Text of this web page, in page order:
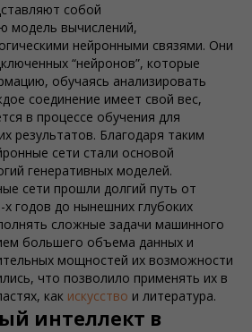
собой
модель вычислений,
нейронными связями. Они
“нейронов”, которые
обучаясь анализировать
соединение имеет свой вес,
в процессе обучения для
результатов. Благодаря таким
сети стали основой
генеративных моделей.
сети прошли долгий путь от
годов до нынешних глубоких
сложные задачи машинного
большего объема данных и
мощностей их возможности
что позволило применять их в
как искусство и литература.
интеллект в